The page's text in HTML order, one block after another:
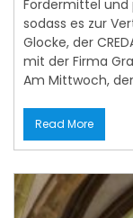
Glocke, der
mit der Firma
Am Mittwoch,